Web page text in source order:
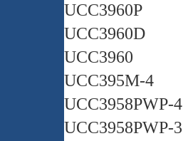
UCC3960P
UCC3960D
UCC3960
UCC395M-4
UCC3958PWP-4
UCC3958PWP-3